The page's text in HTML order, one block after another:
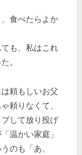
食べたらよか
も、私はこれ
。
頼もしいお父
頼りなくて、
して放り投げ
温かい家庭」
のも「あ、